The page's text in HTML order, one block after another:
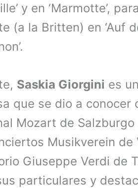
y en ‘Marmotte’,
(a la Britten) en ‘Auf
Saskia Giorgini es
que se dio a conocer
Mozart de
Musikverein de
Giuseppe Verdi de
particulares y